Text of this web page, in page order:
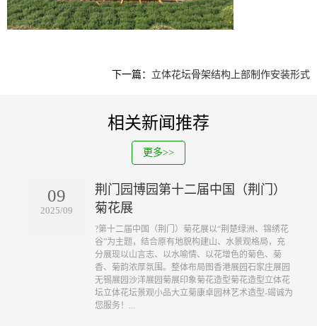
下一篇： 立体花坛骨架结构上部制作安装形式
相关新闻推荐
更多>>
09
2025/09
荆门园博园第十二届中国（荆门）
菊花展
?第十二届中国（荆门）菊花展以“荆楚绿洲、锦绣花
谷”为主题，结合原有地貌构建山、水景观格局，充
分展现以山言志、以水喻情、以花增色的菊色、菊
香、菊韵浓厚氛围。整体布局图香港展园石家庄展园
无锡展园沙洋展园菊展印象菊花造型菊花造型立体花
坛立体花坛景观小品大立菊康卓园林艺术造型-竭诚为
您服务！...